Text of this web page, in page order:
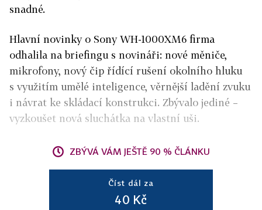
snadné.
Hlavní novinky o Sony WH-1000XM6 firma
odhalila na briefingu s novináři: nové měniče,
mikrofony, nový čip řídící rušení okolního hluku
s využitím umělé inteligence, věrnější ladění zvuku
i návrat ke skládací konstrukci. Zbývalo jediné –
vyzkoušet nová sluchátka na vlastní uši.
ZBÝVÁ VÁM JEŠTĚ 90 % ČLÁNKU
Číst dál za
40 Kč